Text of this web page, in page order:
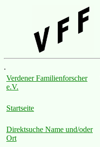
.
Verdener Familienforscher
e.V.
Startseite
Direktsuche Name und/oder
Ort